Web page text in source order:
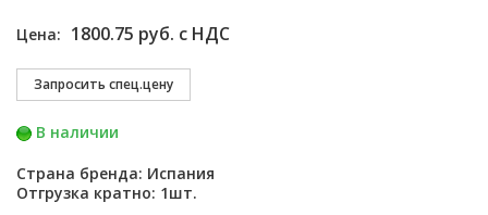
Цена: 1800.75 руб. с НДС
В наличии
Страна бренда: Испания
Отгрузка кратно: 1шт.